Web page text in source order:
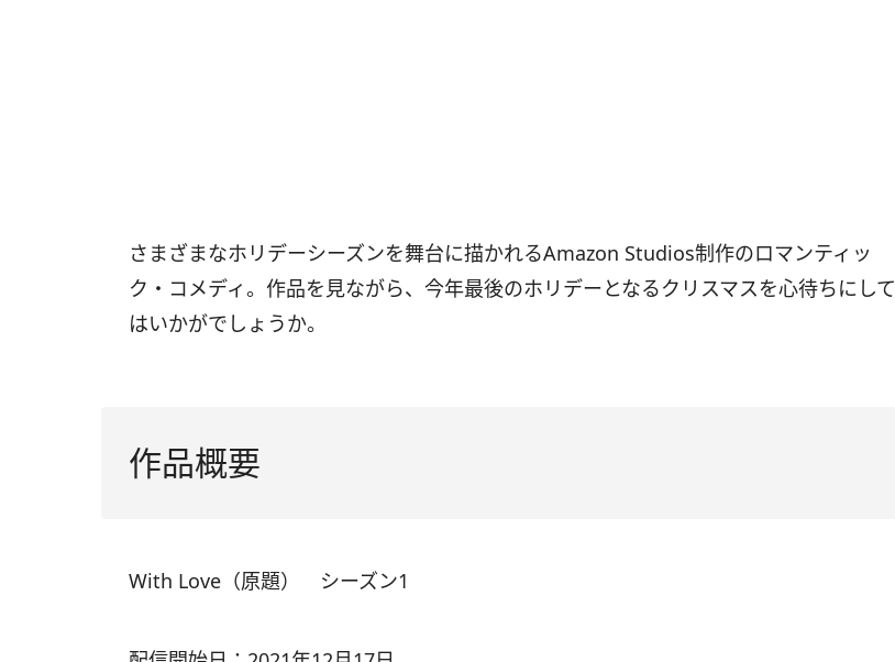
さまざまなホリデーシーズンを舞台に描かれるAmazon Studios制作のロマンティッ
ク・コメディ。作品を見ながら、今年最後のホリデーとなるクリスマスを心待ちにして
はいかがでしょうか。
作品概要
With Love（原題） シーズン1